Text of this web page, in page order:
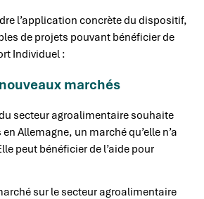
l’application concrète du dispositif,
de projets pouvant bénéficier de
Individuel :
marchés
secteur agroalimentaire souhaite
Allemagne, un marché qu’elle n’a
peut bénéficier de l’aide pour
sur le secteur agroalimentaire